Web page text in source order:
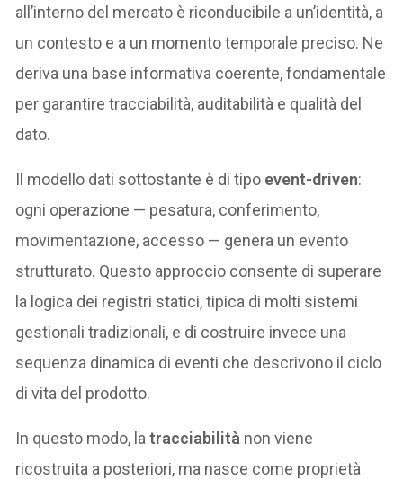
all’interno del mercato è riconducibile a un’identità, a
un contesto e a un momento temporale preciso. Ne
deriva una base informativa coerente, fondamentale
per garantire tracciabilità, auditabilità e qualità del
dato.
Il modello dati sottostante è di tipo event-driven:
ogni operazione — pesatura, conferimento,
movimentazione, accesso — genera un evento
strutturato. Questo approccio consente di superare
la logica dei registri statici, tipica di molti sistemi
gestionali tradizionali, e di costruire invece una
sequenza dinamica di eventi che descrivono il ciclo
di vita del prodotto.
In questo modo, latracciabilità non viene
ricostruita a posteriori, ma nasce come proprietà